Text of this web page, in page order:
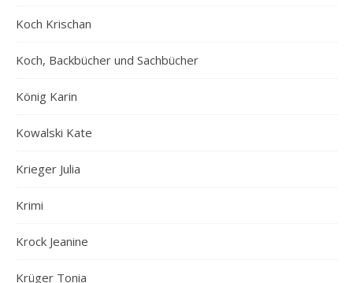
Koch Krischan
Koch, Backbücher und Sachbücher
König Karin
Kowalski Kate
Krieger Julia
Krimi
Krock Jeanine
Krüger Tonia